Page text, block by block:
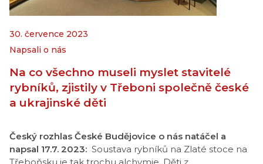
30. července 2023
Napsali o nás
Na co všechno museli myslet stavitelé
rybníků, zjistily v Třeboni společně české
a ukrajinské děti
Český rozhlas České Budějovice o nás natáčel a
napsal 17.7. 2023: Soustava rybníků na Zlaté stoce na